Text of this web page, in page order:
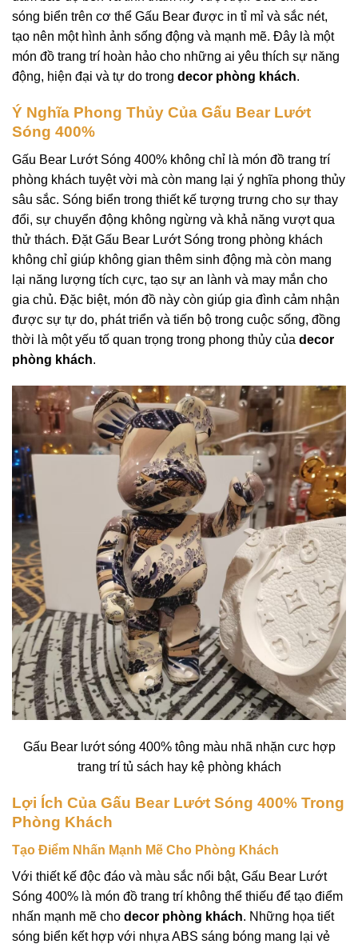
sóng biển trên cơ thể Gấu Bear được in tỉ mỉ và sắc nét,
tạo nên một hình ảnh sống động và mạnh mẽ. Đây là một
món đồ trang trí hoàn hảo cho những ai yêu thích sự năng
động, hiện đại và tự do trong decor phòng khách.
Ý Nghĩa Phong Thủy Của Gấu Bear Lướt
Sóng 400%
Gấu Bear Lướt Sóng 400% không chỉ là món đồ trang trí
phòng khách tuyệt vời mà còn mang lại ý nghĩa phong thủy
sâu sắc. Sóng biển trong thiết kế tượng trưng cho sự thay
đổi, sự chuyển động không ngừng và khả năng vượt qua
thử thách. Đặt Gấu Bear Lướt Sóng trong phòng khách
không chỉ giúp không gian thêm sinh động mà còn mang
lại năng lượng tích cực, tạo sự an lành và may mắn cho
gia chủ. Đặc biệt, món đồ này còn giúp gia đình cảm nhận
được sự tự do, phát triển và tiến bộ trong cuộc sống, đồng
thời là một yếu tố quan trọng trong phong thủy của decor
phòng khách.
Gấu Bear lướt sóng 400% tông màu nhã nhặn cưc hợp
trang trí tủ sách hay kệ phòng khách
Lợi Ích Của Gấu Bear Lướt Sóng 400% Trong
Phòng Khách
Tạo Điểm Nhấn Mạnh Mẽ Cho Phòng Khách
Với thiết kế độc đáo và màu sắc nổi bật, Gấu Bear Lướt
Sóng 400% là món đồ trang trí không thể thiếu để tạo điểm
nhấn mạnh mẽ cho decor phòng khách. Những họa tiết
sóng biển kết hợp với nhựa ABS sáng bóng mang lại vẻ